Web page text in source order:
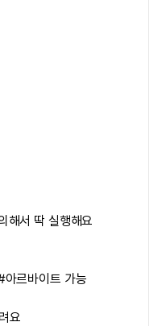
해서 딱 실행해요
르바이트 가능
요